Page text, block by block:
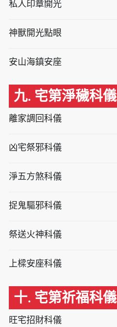
私人印章開光
神獸開光點眼
安山海鎮安座
九. 宅第淨穢科儀
離家調回科儀
凶宅祭邪科儀
淨五方煞科儀
捉鬼驅邪科儀
祭送火神科儀
上樑安座科儀
十. 宅第祈福科儀
旺宅招財科儀